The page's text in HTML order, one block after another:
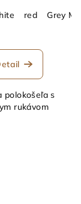
red Grey
polokošeľa s
rukávom